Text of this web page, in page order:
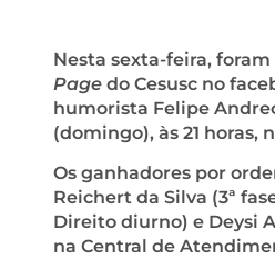
Nesta sexta-feira,
Page do Cesusc no
humorista Felipe
(domingo), às 21 horas,
Os ganhadores por
Reichert da Silva (3ª
Direito diurno) e Deysi
na Central de